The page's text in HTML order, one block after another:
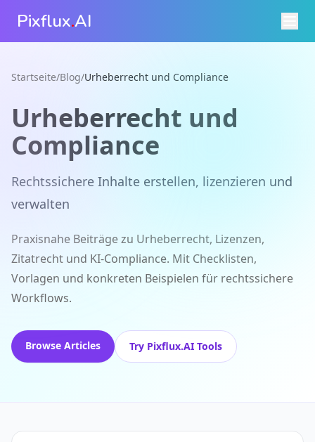
Pixflux.AI
Startseite/Blog/Urheberrecht und Compliance
Urheberrecht und
Compliance
Rechtssichere Inhalte erstellen, lizenzieren und
verwalten
Praxisnahe Beiträge zu Urheberrecht, Lizenzen,
Zitatrecht und KI-Compliance. Mit Checklisten,
Vorlagen und konkreten Beispielen für rechtssichere
Workflows.
Browse Articles Try Pixflux.AI Tools